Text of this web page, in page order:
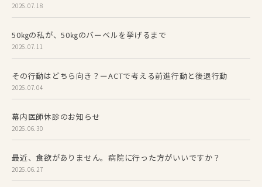
2026.07.18
50㎏の私が、50㎏のバーベルを挙げるまで
2026.07.11
その行動はどちら向き？ーACTで考える前進行動と後退行動
2026.07.04
幕内医師休診のお知らせ
2026.06.30
最近、食欲がありません。病院に行った方がいいですか？
2026.06.27